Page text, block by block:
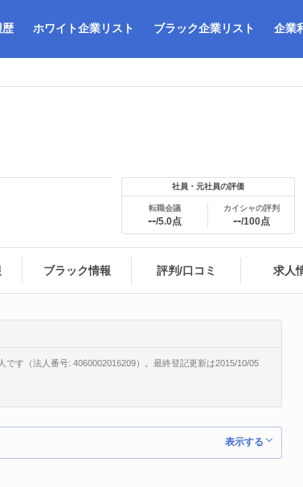
歴 ホワイト企業リスト ブラック企業リスト 企業
社員・元社員の評価
転職会議
--/5.0点
カイシャの評判
--/100点
ブラック情報 評判/口コミ 求人
す（法人番号: 4060002016209）。最終登記更新は2015/10/05
表示する